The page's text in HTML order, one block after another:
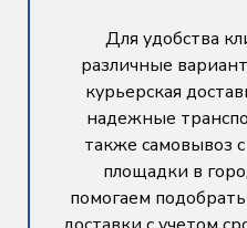
Для удобства
различные
курьерская
надежные
также самовывоз
площадки в
помогаем